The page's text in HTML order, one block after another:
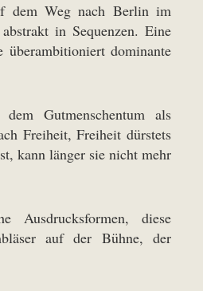
dem Weg nach Berlin im
in Sequenzen. Eine
überambitioniert dominante
Gutmenschentum als
Freiheit, Freiheit dürstets
kann länger sie nicht mehr
Ausdrucksformen, diese
auf der Bühne, der